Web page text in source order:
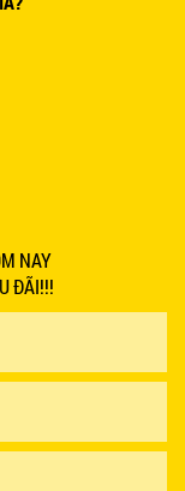
CAFE CHÂN GỖ GIÁ RẺ
NAY
ĐÃI!!!